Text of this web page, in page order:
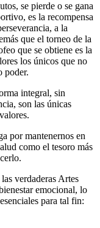
se pierde o se gana
es la recompensa
a la
que el torneo de la
que se obtiene es la
los únicos que no
poder.
integral, sin
son las únicas
por mantenernos en
como el tesoro más
verdaderas Artes
emocional, lo
para tal fin: